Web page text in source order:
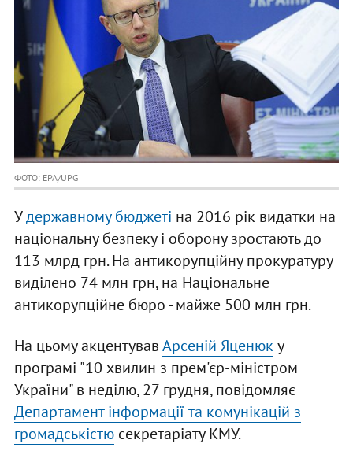
ФОТО: EPA/UPG
Удержавному бюджеті на 2016 рік видатки на
національну безпеку і оборону зростають до
113 млрд грн. На антикорупційну прокуратуру
виділено 74 млн грн, на Національне
антикорупційне бюро - майже 500 млн грн.
На цьому акцентувавАрсеній Яценюк у
програмі "10 хвилин з прем'єр-міністром
України" в неділю, 27 грудня, повідомляє
Департамент інформації та комунікацій з
громадськістюсекретаріату КМУ.